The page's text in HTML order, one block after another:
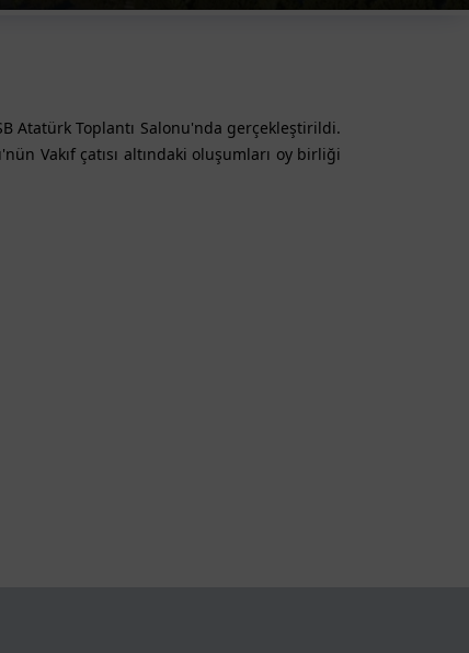
Atatürk Toplantı Salonu'nda gerçekleştirildi.
Vakıf çatısı altındaki oluşumları oy birliği